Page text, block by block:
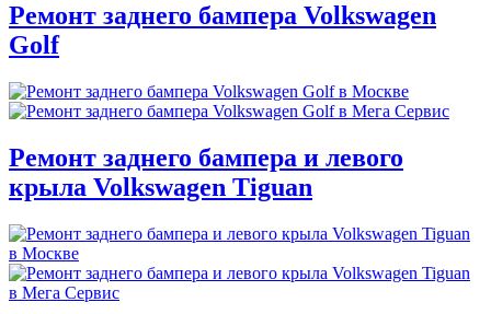
Ремонт заднего бампера Volkswagen
Golf
Ремонт заднего бампера и левого
крыла Volkswagen Tiguan